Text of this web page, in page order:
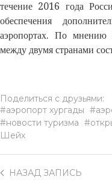
течение 2016 года
обеспечения
аэропортах. По мнению
между двумя странами
Поделиться с друзьями:
аэропорт хургады
новости туризма
Шейх
НАЗАД ЗАПИСЬ